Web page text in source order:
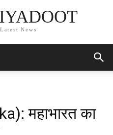
News
महाभारत का